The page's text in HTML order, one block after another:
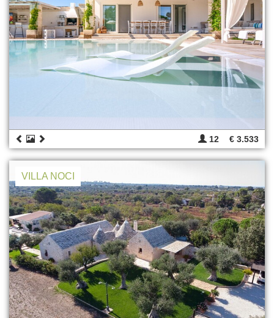
12 € 3.533
VILLA NOCI